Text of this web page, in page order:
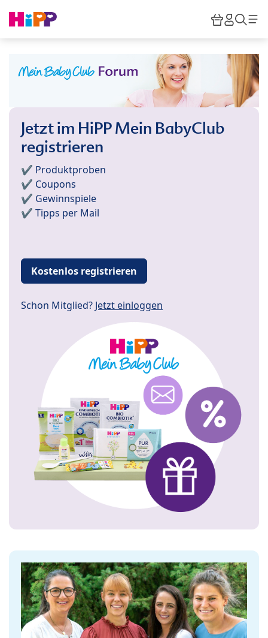
HiPP
Jetzt im HiPP Mein BabyClub
registrieren
✔️ Produktproben
✔️ Coupons
✔️ Gewinnspiele
✔️ Tipps per Mail
Kostenlos registrieren
Schon Mitglied? Jetzt einloggen